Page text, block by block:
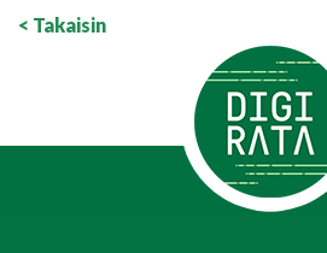
< Takaisin